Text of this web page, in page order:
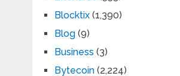
Blocktix(1,390)
Blog(9)
Business (3)
Bytecoin(2,224)